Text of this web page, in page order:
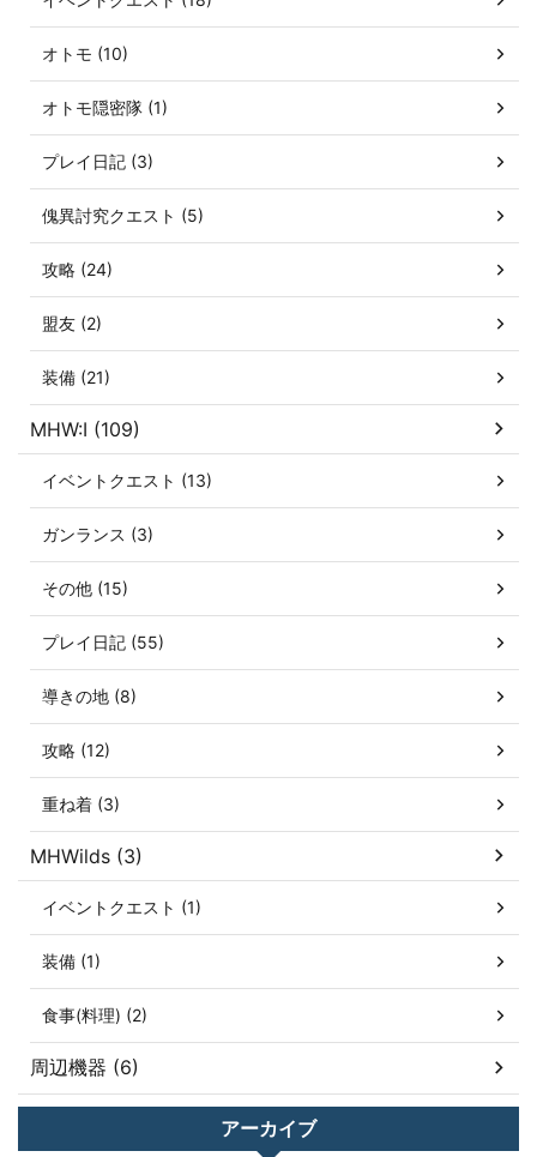
オトモ (10)
オトモ隠密隊 (1)
プレイ日記 (3)
傀異討究クエスト (5)
攻略 (24)
盟友 (2)
装備 (21)
MHW:I (109)
イベントクエスト (13)
ガンランス (3)
その他 (15)
プレイ日記 (55)
導きの地 (8)
攻略 (12)
重ね着 (3)
MHWilds (3)
イベントクエスト (1)
装備 (1)
食事(料理) (2)
周辺機器 (6)
アーカイブ